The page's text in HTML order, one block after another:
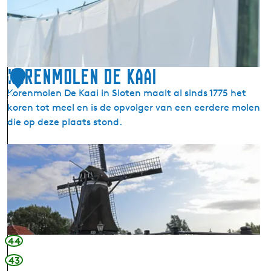
t
s
n
e
n
v
a
n
S
l
t
e
n
1
2
Korenmolen De Kaai
Korenmolen De Kaai in Sloten maalt al sinds 1775 het
koren tot meel en is de opvolger van een eerdere molen
die op deze plaats stond.
K
o
n
m
o
l
e
44
43